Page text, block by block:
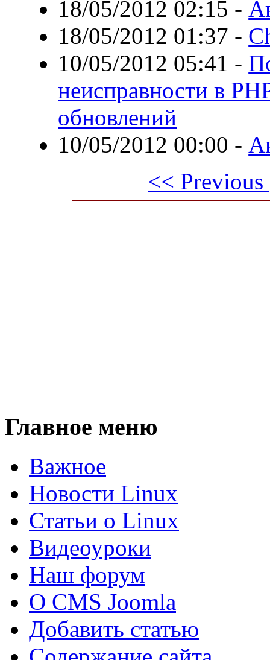
18/05/2012 02:15 -
18/05/2012 01:37 -
10/05/2012 05:41 -
неисправности в
обновлений
10/05/2012 00:00 -
<< Previous
Главное меню
Важное
Новости Linux
Статьи о Linux
Видеоуроки
Наш форум
О CMS Joomla
Добавить статью